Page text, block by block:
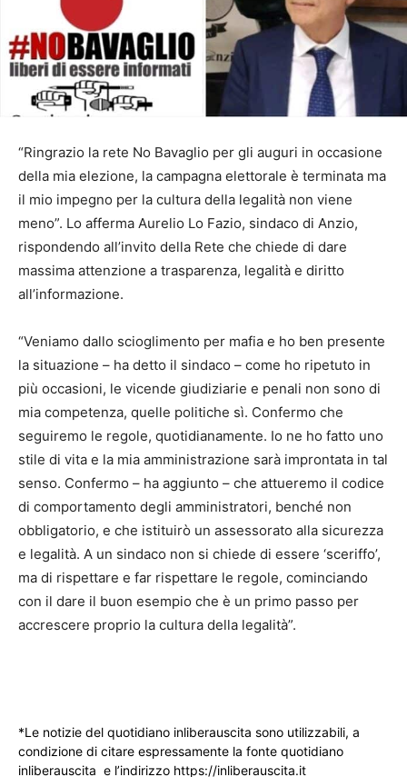
“Ringrazio la rete No Bavaglio per gli auguri in occasione
della mia elezione, la campagna elettorale è terminata ma
il mio impegno per la cultura della legalità non viene
meno”. Lo afferma Aurelio Lo Fazio, sindaco di Anzio,
rispondendo all’invito della Rete che chiede di dare
massima attenzione a trasparenza, legalità e diritto
all’informazione.
“Veniamo dallo scioglimento per mafia e ho ben presente
la situazione – ha detto il sindaco – come ho ripetuto in
più occasioni, le vicende giudiziarie e penali non sono di
mia competenza, quelle politiche sì. Confermo che
seguiremo le regole, quotidianamente. Io ne ho fatto uno
stile di vita e la mia amministrazione sarà improntata in tal
senso. Confermo – ha aggiunto – che attueremo il codice
di comportamento degli amministratori, benché non
obbligatorio, e che istituirò un assessorato alla sicurezza
e legalità. A un sindaco non si chiede di essere ‘sceriffo’,
ma di rispettare e far rispettare le regole, cominciando
con il dare il buon esempio che è un primo passo per
accrescere proprio la cultura della legalità”.
*Le notizie del quotidiano inliberauscita sono utilizzabili, a
condizione di citare espressamente la fonte quotidiano
inliberauscita e l’indirizzo https://inliberauscita.it